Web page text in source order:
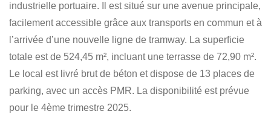
industrielle portuaire. Il est situé sur une avenue principale,
facilement accessible grâce aux transports en commun et à
l’arrivée d’une nouvelle ligne de tramway. La superficie
totale est de 524,45 m², incluant une terrasse de 72,90 m².
Le local est livré brut de béton et dispose de 13 places de
parking, avec un accès PMR. La disponibilité est prévue
pour le 4ème trimestre 2025.